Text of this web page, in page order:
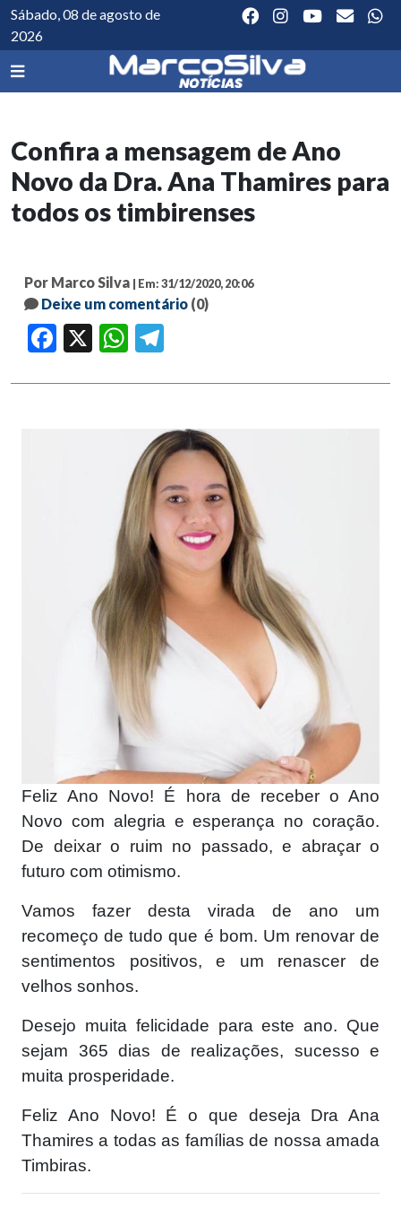
Sábado, 08 de agosto de
2026
Confira a mensagem de Ano
Novo da Dra. Ana Thamires para
todos os timbirenses
Por Marco Silva | Em: 31/12/2020, 20:06
Deixe um comentário (0)
Facebook WhatsApp
Feliz Ano Novo! É hora de receber o Ano
Novo com alegria e esperança no coração.
De deixar o ruim no passado, e abraçar o
futuro com otimismo.
Vamos fazer desta virada de ano um
recomeço de tudo que é bom. Um renovar de
sentimentos positivos, e um renascer de
velhos sonhos.
Desejo muita felicidade para este ano. Que
sejam 365 dias de realizações, sucesso e
muita prosperidade.
Feliz Ano Novo! É o que deseja Dra Ana
Thamires a todas as famílias de nossa amada
Timbiras.